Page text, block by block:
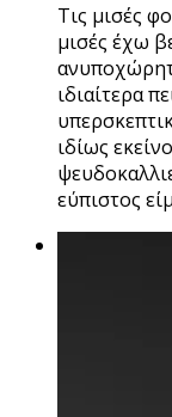
Τις μισές
μισές έχω
ιδιαίτερα
ιδίως
εύπιστος